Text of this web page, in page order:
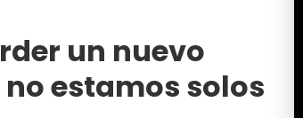
un nuevo
estamos solos